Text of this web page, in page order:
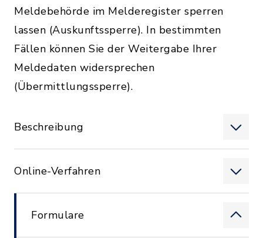
Meldebehörde im Melderegister sperren
lassen (Auskunftssperre). In bestimmten
Fällen können Sie der Weitergabe Ihrer
Meldedaten widersprechen
(Übermittlungssperre).
Beschreibung
Online-Verfahren
Formulare